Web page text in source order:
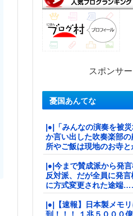
スポンサ
憂国あんてな
|●|「みんなの演奏を被
か言い出した吹奏楽部
所やご飯は現地のお寺
|●|今まで賛成派から発
反対派、だが全員に発
に方式変更された途端
|●|【速報】日本製メモ
到！！！ １兆５０００